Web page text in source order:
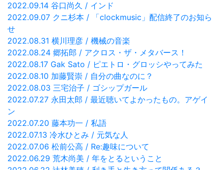
2022.09.14 谷口尚久 / インド
2022.09.07 クニ杉本 / 「clockmusic」配信終了のお知ら
せ
2022.08.31 横川理彦 / 機械の音楽
2022.08.24 郷拓郎 / アクロス・ザ・メタバース！
2022.08.17 Gak Sato / ピエトロ・グロッシやってみた
2022.08.10 加藤賢崇 / 自分の曲なのに？
2022.08.03 三宅治子 / ゴシップガール
2022.07.27 永田太郎 / 最近聴いてよかったもの。アゲイ
ン
2022.07.20 藤本功一 / 私語
2022.07.13 冷水ひとみ / 元気な人
2022.07.06 松前公高 / Re:趣味について
2022.06.29 荒木尚美 / 年をとるということ